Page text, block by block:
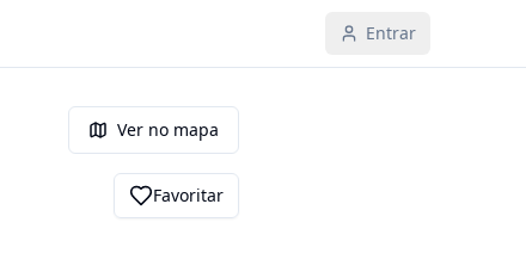
Entrar
Ver no mapa
Favoritar